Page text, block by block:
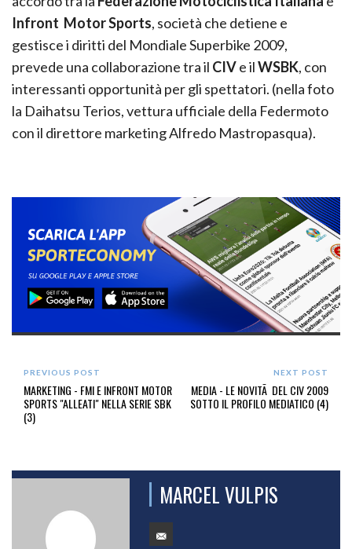
Infront Motor Sports, società che detiene e
gestisce i diritti del Mondiale Superbike 2009,
prevede una collaborazione tra il CIVe ilWSBK, con
interessanti opportunità per gli spettatori. (nella foto
la Daihatsu Terios, vettura ufficiale della Federmoto
con il direttore marketing Alfredo Mastropasqua).
PREVIOUS POST
MARKETING - FMI E INFRONT MOTOR
SPORTS "ALLEATI" NELLA SERIE SBK
(3)
NEXT POST
MEDIA - LE NOVITÃ DEL CIV 2009
SOTTO IL PROFILO MEDIATICO (4)
MARCEL VULPIS